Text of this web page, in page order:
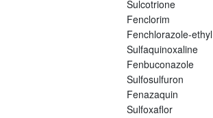
Sulcotrione
Fenclorim
Fenchlorazole-ethyl
Sulfaquinoxaline
Fenbuconazole
Sulfosulfuron
Fenazaquin
Sulfoxaflor